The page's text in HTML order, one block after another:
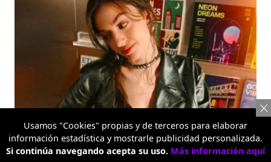
Usamos "Cookies" propias y de terceros para elaborar
información estadística y mostrarle publicidad personalizada.
Si continúa navegando acepta su uso. Más información aquí